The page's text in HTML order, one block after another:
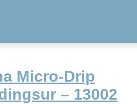
Micro-Drip
– 13002